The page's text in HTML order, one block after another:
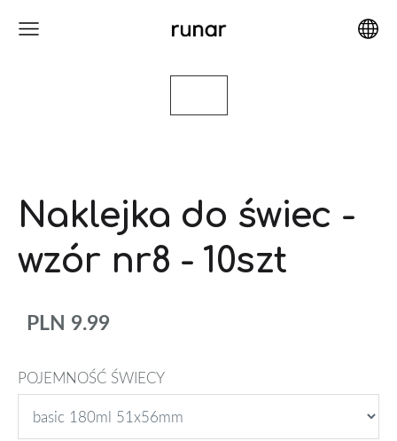
Naklejka do świec -
wzór nr8 - 10szt
PLN 9.99
POJEMNOŚĆ ŚWIECY